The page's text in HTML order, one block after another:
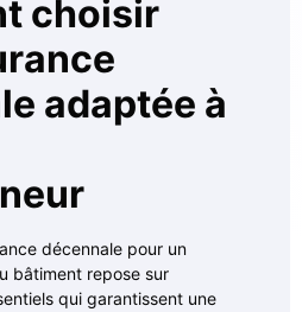
choisir
adaptée à
décennale pour un
bâtiment repose sur
qui garantissent une